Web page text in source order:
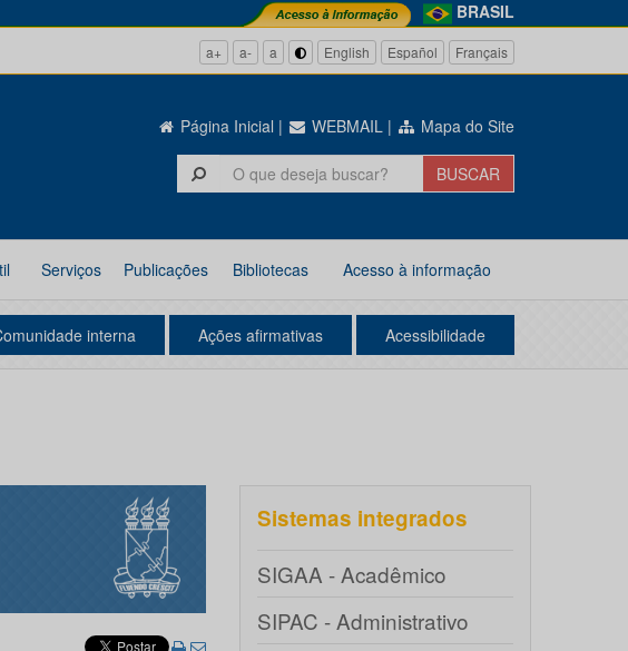
BRASIL
a+ a- a English Español Français
Página Inicial | WEBMAIL | Mapa do Site
Serviços Publicações Bibliotecas Acesso à informação
interna Ações afirmativas Acessibilidade
Sistemas integrados
SIGAA - Acadêmico
SIPAC - Administrativo